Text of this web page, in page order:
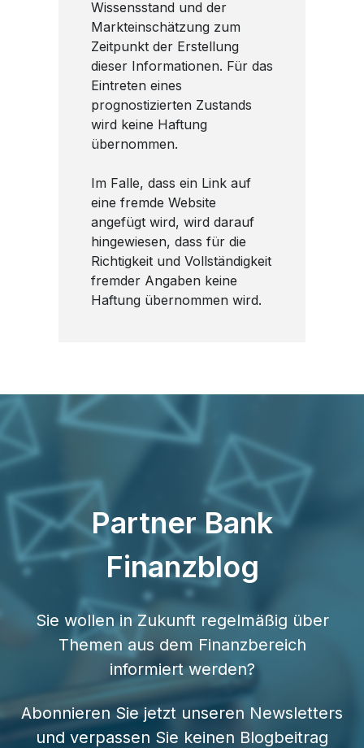
Wissensstand und der
Markteinschätzung zum
Zeitpunkt der Erstellung
dieser Informationen. Für das
Eintreten eines
prognostizierten Zustands
wird keine Haftung
übernommen.
Im Falle, dass ein Link auf
eine fremde Website
angefügt wird, wird darauf
hingewiesen, dass für die
Richtigkeit und Vollständigkeit
fremder Angaben keine
Haftung übernommen wird.
Partner Bank
Finanzblog
Sie wollen in Zukunft regelmäßig über
Themen aus dem Finanzbereich
informiert werden?
Abonnieren Sie jetzt unseren Newsletters
und verpassen Sie keinen Blogbeitrag